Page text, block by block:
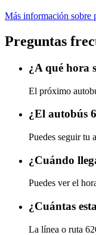
Más información sobre
Preguntas
¿A qué hora
El próximo
¿El autobús
Puedes seguir tu
¿Cuándo
Puedes ver el
¿Cuántas
La línea o ruta